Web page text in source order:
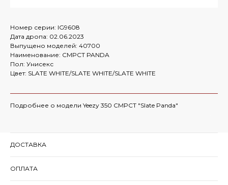
Номер серии: IG9608
Дата дропа: 02.06.2023
Выпущено моделей: 40700
Наименование: CMPCT PANDA
Пол: Унисекс
Цвет: SLATE WHITE/SLATE WHITE/SLATE WHITE
Подробнее о модели Yeezy 350 CMPCT "Slate Panda"
ДОСТАВКА
ОПЛАТА